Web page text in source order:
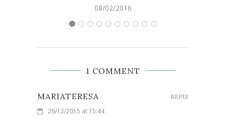
08/02/2016
1 COMMENT
MARIATERESA
26/12/2015 at 15:44
REPLY